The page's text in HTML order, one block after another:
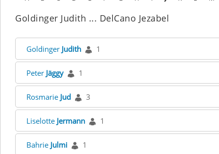
Goldinger Judith ... DelCano Jezabel
Goldinger Judith 1
Peter Jäggy 1
Rosmarie Jud 3
Liselotte Jermann 1
Bahrie Julmi 1